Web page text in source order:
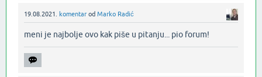
19.08.2021. komentar od Marko Radić
meni je najbolje ovo kak piše u pitanju... pio forum!‌